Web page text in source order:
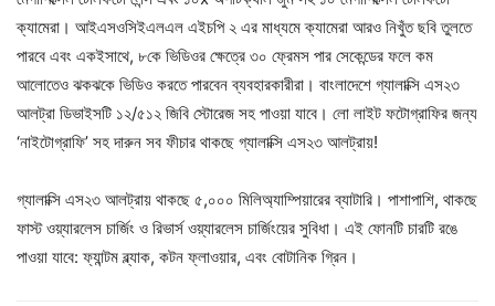
ক্যামেরা। আইএসওসিইএলএল এইচপি ২ এর মাধ্যমে ক্যামেরা আরও নিখুঁত ছবি তুলতে
পারবে এবং একইসাথে, ৮কে ভিডিওর ক্ষেত্রে ৩০ ফ্রেমস পার সেকেন্ডের ফলে কম
আলোতেও ঝকঝকে ভিডিও করতে পারবেন ব্যবহারকারীরা। বাংলাদেশে গ্যালাক্সি এস২৩
আলট্রা ডিভাইসটি ১২/৫১২ জিবি স্টোরেজ সহ পাওয়া যাবে। লো লাইট ফটোগ্রাফির জন্য
‘নাইটোগ্রাফি’ সহ দারুন সব ফীচার থাকছে গ্যালাক্সি এস২৩ আলট্রায়!
গ্যালাক্সি এস২৩ আলট্রায় থাকছে ৫,০০০ মিলিঅ্যাম্পিয়ারের ব্যাটারি। পাশাপাশি, থাকছে
ফাস্ট ওয়্যারলেস চার্জিং ও রিভার্স ওয়্যারলেস চার্জিংয়ের সুবিধা। এই ফোনটি চারটি রঙে
পাওয়া যাবে: ফ্যান্টম ব্ল্যাক, কটন ফ্লাওয়ার, এবং বোটানিক গ্রিন।